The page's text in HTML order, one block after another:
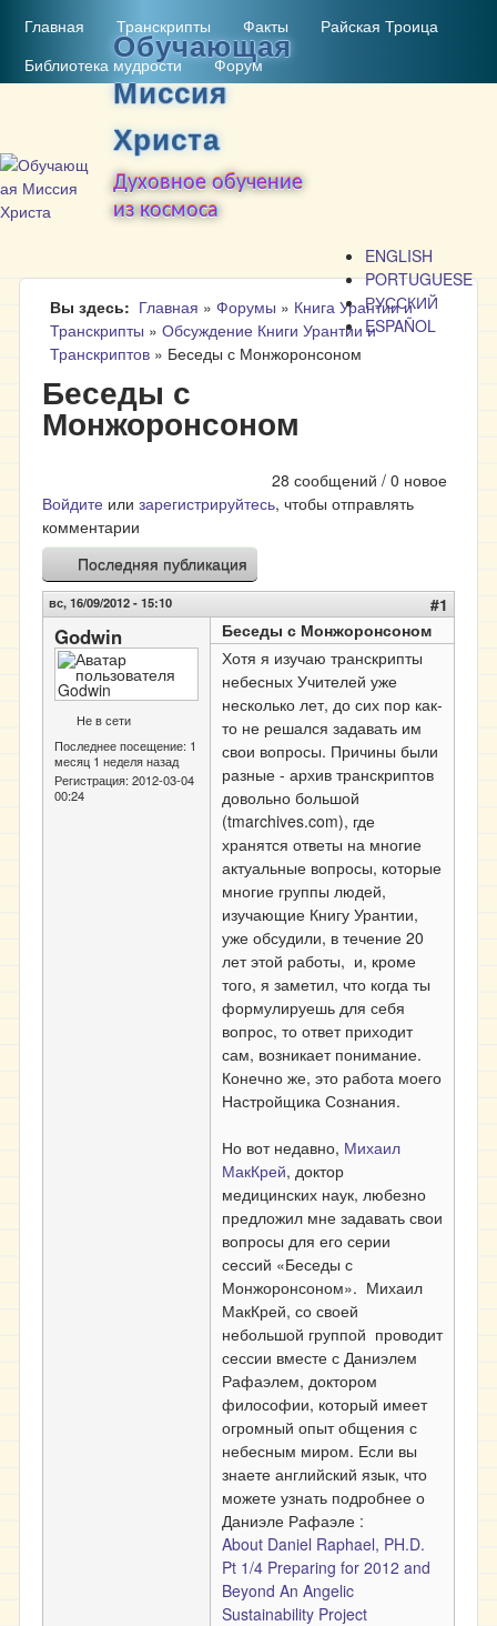
Перейти к основному
содержанию
MAIN MENU
Главная Транскрипты Факты
Райская Троица
Библиотека мудрости
Форум
Обучающая
Миссия
Христа
Духовное обучение
из космоса
ENGLISH
PORTUGUESE
РУССКИЙ
ESPAÑOL
Вы здесь Главная » Форумы » Книга Урантии и
Транскрипты » Обсуждение Книги Урантии и
Транскриптов » Беседы с Монжоронсоном
Беседы с
Монжоронсоном
28 сообщений / 0 новое
Войдите или зарегистрируйтесь, чтобы отправлять
комментарии
Последняя публикация
вс, 16/09/2012 - 15:10 #1
Godwin
Не в сети
Последнее посещение: 1
месяц 1 неделя назад
Регистрация:2012-03-04
00:24
Беседы с Монжоронсоном
Хотя я изучаю транскрипты
небесных Учителей уже
несколько лет, до сих пор как-
то не решался задавать им
свои вопросы. Причины были
разные - архив транскриптов
довольно большой
(tmarchives.com), где
хранятся ответы на многие
актуальные вопросы, которые
многие группы людей,
изучающие Книгу Урантии,
уже обсудили, в течение 20
лет этой работы, и, кроме
того, я заметил, что когда ты
формулируешь для себя
вопрос, то ответ приходит
сам, возникает понимание.
Конечно же, это работа моего
Настройщика Сознания.
Но вот недавно, Михаил
МакКрей, доктор
медицинских наук, любезно
предложил мне задавать свои
вопросы для его серии
сессий «Беседы с
Монжоронсоном». Михаил
МакКрей, со своей
небольшой группой проводит
сессии вместе с Даниэлем
Рафаэлем, доктором
философии, который имеет
огромный опыт общения с
небесным миром. Если вы
знаете английский язык, что
можете узнать подробнее о
Даниэле Рафаэле :
About Daniel Raphael, PH.D.
Pt 1/4 Preparing for 2012 and
Beyond An Angelic
Sustainability Project